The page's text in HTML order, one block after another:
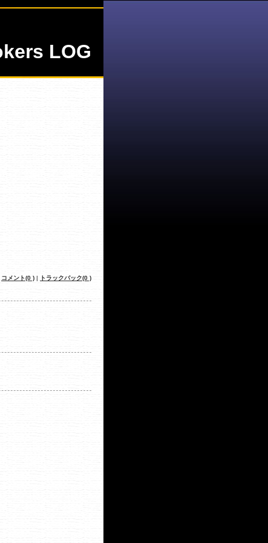
LOG
コメント(0 ) | トラックバック(0 )